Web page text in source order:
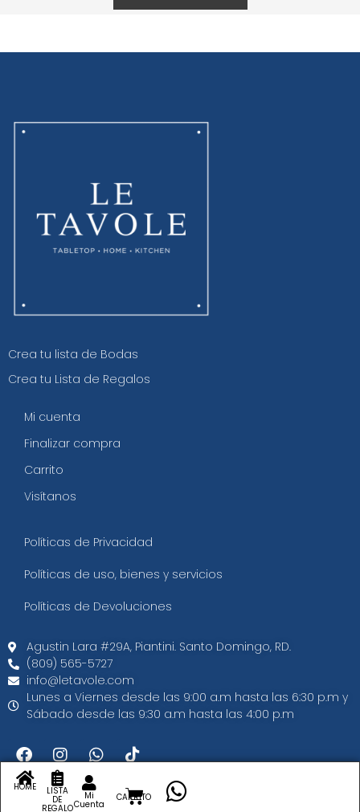
HOME LISTA
DE
REGALO
Mi
Cuenta
CARRITO
Crea tu lista de Bodas
Crea tu Lista de Regalos
Mi cuenta
Finalizar compra
Carrito
Visítanos
Políticas de Privacidad
Políticas de uso, bienes y servicios
Políticas de Devoluciones
Agustin Lara #29A, Piantini. Santo Domingo, RD.​
(809) 565-5727
info@letavole.com
Lunes a Viernes desde las 9:00 a.m hasta las 6:30 p.m y
Sábado desde las 9:30 a.m hasta las 4:00 p.m
Copyright 2025. Letavole.com. Todos los derechos reservados.